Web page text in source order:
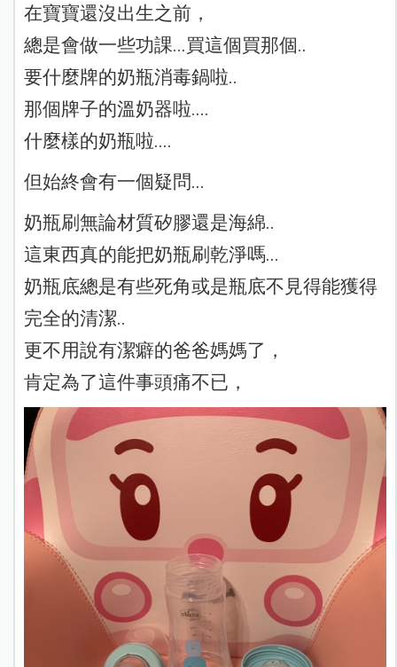
在寶寶還沒出生之前，
總是會做一些功課...買這個買那個..
要什麼牌的奶瓶消毒鍋啦..
那個牌子的溫奶器啦....
什麼樣的奶瓶啦....
但始終會有一個疑問...
奶瓶刷無論材質矽膠還是海綿..
這東西真的能把奶瓶刷乾淨嗎...
奶瓶底總是有些死角或是瓶底不見得能獲得
完全的清潔..
更不用說有潔癖的爸爸媽媽了，
肯定為了這件事頭痛不已，